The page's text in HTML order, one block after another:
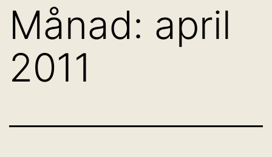
Månad: april
2011